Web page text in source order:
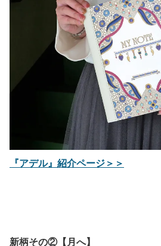
『アデル』紹介ページ＞＞
新柄その②【月へ】